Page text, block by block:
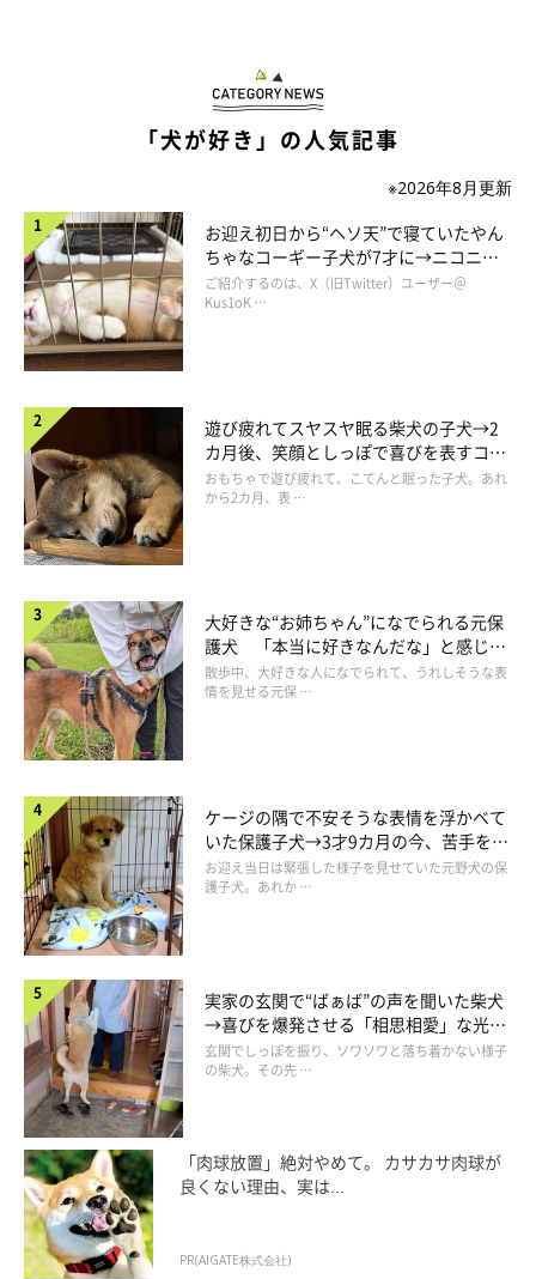
パパさんのもとに集まるまさおくん、弟犬・つとむくん（取材時1才／セン
ト・バーナード）。2頭の存在感がすごくて「パパどこ行った」と飼い主さ
ん（笑）
@masachan_mama
パパさんの膝の上に乗って満足そうな様子だった、まさおくん。
「パパが動けないようにする」といった行動をしているそうで、
飼い主さんの家ではおなじみの光景なのだとか。
そんなまさおくんの行動について、こんなエピソードも。
飼い主さん：
「まさおがあのような行動をするようになったのは、2年前にパ
パが長期出張に行ったことがきっかけかなと思います。まさおは
たぶん、パパが出て行ったら『またずっと帰ってこないかも』
心配なんだと思います」
「犬が好き」の人気記事
※2026年8月更新
お迎え初日から“ヘソ天”で寝ていたやん
ちゃなコーギー子犬が7才に→ニコニ
コ“コーギースマイル”が魅力のコに成
長！
ご紹介するのは、X（旧Twitter）ユーザー＠
Kus1oK …
遊び疲れてスヤスヤ眠る柴犬の子犬→2
カ月後、笑顔としっぽで喜びを表すコに
成長！
おもちゃで遊び疲れて、こてんと眠った子犬。あれ
から2カ月、表 …
大好きな“お姉ちゃん”になでられる元保
護犬 「本当に好きなんだな」と感じる
表情にほっこり
散歩中、大好きな人になでられて、うれしそうな表
情を見せる元保 …
ケージの隅で不安そうな表情を浮かべて
いた保護子犬→3才9カ月の今、苦手を克
服し頼もしいコに成長！
お迎え当日は緊張した様子を見せていた元野犬の保
護子犬。あれか …
実家の玄関で“ばぁば”の声を聞いた柴犬
→喜びを爆発させる「相思相愛」な光景
にほっこり
玄関でしっぽを振り、ソワソワと落ち着かない様子
の柴犬。その先 …
「肉球放置」絶対やめて。 カサカサ肉球が
良くない理由、実は...
PR(AIGATE株式会社)